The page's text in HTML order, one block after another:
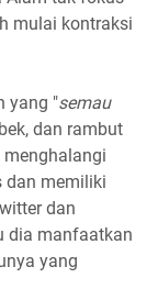
mulai kontraksi
yang "semau
dan rambut
dan memiliki
dan
dia manfaatkan
yang